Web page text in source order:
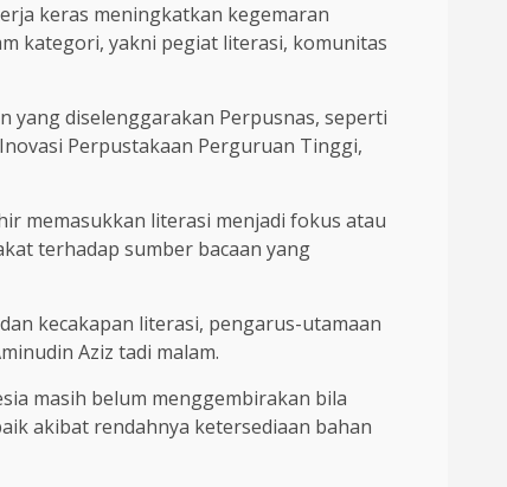
keras meningkatkan kegemaran
kategori, yakni pegiat literasi, komunitas
yang diselenggarakan Perpusnas, seperti
Perpustakaan Perguruan Tinggi,
memasukkan literasi menjadi fokus atau
terhadap sumber bacaan yang
kecakapan literasi, pengarus-utamaan
Aziz tadi malam.
masih belum menggembirakan bila
akibat rendahnya ketersediaan bahan